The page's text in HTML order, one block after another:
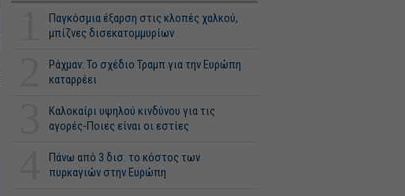
Παγκόσμια έξαρση στις κλοπές χαλκού,
μπίζνες δισεκατομμυρίων
Ράχμαν: Το σχέδιο Τραμπ για την Ευρώπη
καταρρέει
Καλοκαίρι υψηλού κινδύνου για τις
αγορές-Ποιες είναι οι εστίες
Πάνω από 3 δισ. το κόστος των
πυρκαγιών στην Ευρώπη